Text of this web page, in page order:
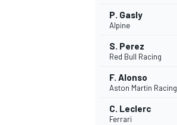
P. Gasly
Alpine
S. Perez
Red Bull Racing
F. Alonso
Aston Martin Racing
C. Leclerc
Ferrari